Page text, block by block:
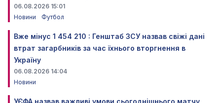
06.08.2026 15:01
Новини
Футбол
Вже мінус 1 454 210 : Генштаб ЗСУ назвав свіжі дані
втрат загарбників за час їхнього вторгнення в
Україну
06.08.2026 14:04
Новини
УЄФА назвав важливі умови сьогоднішнього матчу